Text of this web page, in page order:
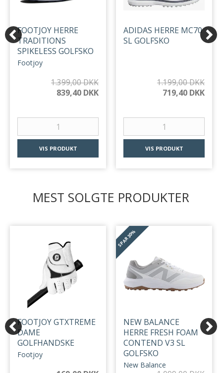
FOOTJOY HERRE
TRADITIONS
SPIKELESS GOLFSKO
Footjoy
1.399,00 DKK
839,40 DKK
VIS PRODUKT
ADIDAS HERRE MC70
SL GOLFSKO
1.199,00 DKK
719,40 DKK
VIS PRODUKT
MEST SOLGTE PRODUKTER
FOOTJOY GTXTREME
DAME
GOLFHANDSKE
Footjoy
SPAR
30%
NEW BALANCE
HERRE FRESH FOAM
CONTEND V3 SL
GOLFSKO
New Balance